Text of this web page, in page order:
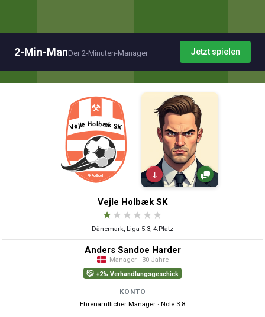
2-Min-ManDer 2-Minuten-Manager Jetzt spielen
↓
Vejle Holbæk SK
★★ ★ ★ ★ ★
Dänemark, Liga 5.3, 4.Platz
Anders Sandoe Harder
Manager · 30 Jahre
+2% Verhandlungsgeschick
KONTO
Ehrenamtlicher Manager · Note 3.8